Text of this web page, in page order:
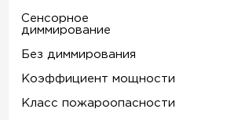
Сенсорное
диммирование
Без диммирования
Коэффициент мощности
Класс пожароопасности